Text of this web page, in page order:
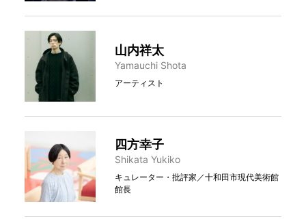
山内祥太
Yamauchi Shota
アーティスト
四方幸子
Shikata Yukiko
キュレーター・批評家／十和田市現代美術館
館長